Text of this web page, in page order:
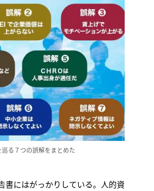
る７つの誤解をまとめた
書にはがっかりしている。人的資